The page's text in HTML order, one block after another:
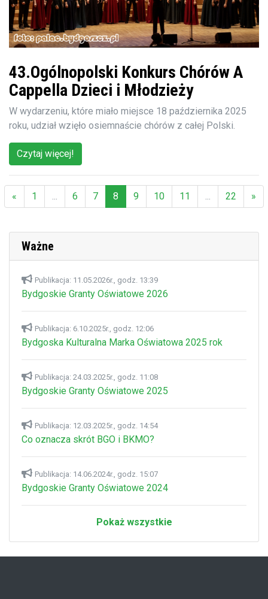
43.Ogólnopolski Konkurs Chórów A
Cappella Dzieci i Młodzieży
W wydarzeniu, które miało miejsce 18 października 2025
roku, udział wzięło osiemnaście chórów z całej Polski.
Czytaj więcej!
« 1 ... 6 7
8
9 10 11 ... 22 »
Ważne
Publikacja: 11.05.2026r., godz. 13:39
Bydgoskie Granty Oświatowe 2026
Publikacja: 6.10.2025r., godz. 12:06
Bydgoska Kulturalna Marka Oświatowa 2025 rok
Publikacja: 24.03.2025r., godz. 11:08
Bydgoskie Granty Oświatowe 2025
Publikacja: 12.03.2025r., godz. 14:54
Co oznacza skrót BGO i BKMO?
Publikacja: 14.06.2024r., godz. 15:07
Bydgoskie Granty Oświatowe 2024
Pokaż wszystkie